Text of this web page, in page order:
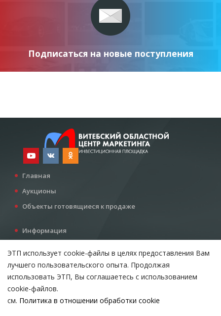
Подписаться на новые поступления
Главная
Аукционы
Объекты готовящиеся к продаже
Информация
Все для инвестора
Контакты
Возникли вопросы?
ЭТП использует cookie-файлы в целях предоставления Вам
лучшего пользовательского опыта. Продолжая
использовать ЭТП, Вы соглашаетесь с использованием
cookie-файлов.
см. Политика в отношении обработки cookie